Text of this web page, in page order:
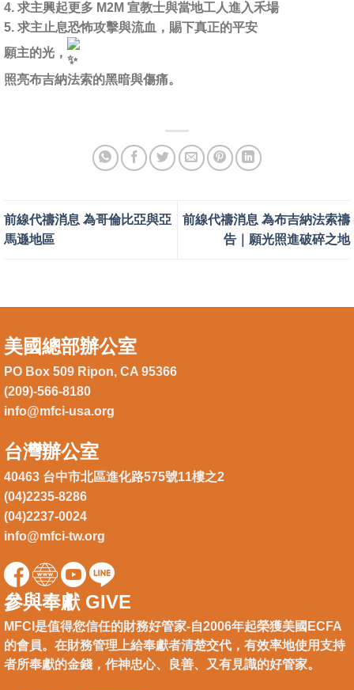
4. 求主興起更多 M2M 宣教士與當地工人進入禾場
5. 求主止息恐怖攻擊與流血，賜下真正的平安
願主的光，
照亮布吉納法索的黑暗與傷痛。
前線代禱消息 為哥倫比亞與亞
馬遜地區
前線代禱消息 為布吉納法索禱
告｜願光照進破碎之地
美國總部辦公室
PO Box 509 Ripon, CA 95366
(209)-566-8180
info@mfci-usa.org
台灣辦公室
40463 台中市北區進化路575號11樓之2
(04)2235-8286
(04)2237-0024
info@mfci-tw.org
參與奉獻 GIVE
MFCI是值得您信任的財務好管家-自2006年起榮獲美國ECFA
的會員。在財務管理上給奉獻者清楚交代，有效率地使用支持
者所奉獻的金錢，作神忠心、良善、又有見識的好管家。